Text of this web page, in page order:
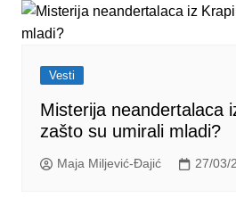
Vesti
Misterija neandertalaca
zašto su umirali mladi?
Maja Miljević-Đajić 27/03/